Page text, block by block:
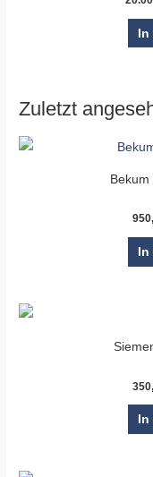
In
Zuletzt
Bekum